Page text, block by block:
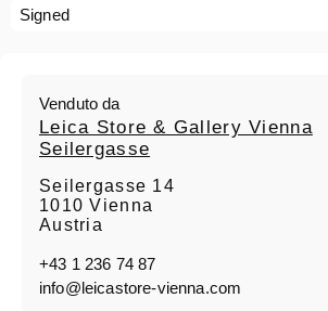
Signed
Venduto da
Leica Store & Gallery Vienna
Seilergasse
Seilergasse 14
1010 Vienna
Austria
+43 1 236 74 87
info@leicastore-vienna.com